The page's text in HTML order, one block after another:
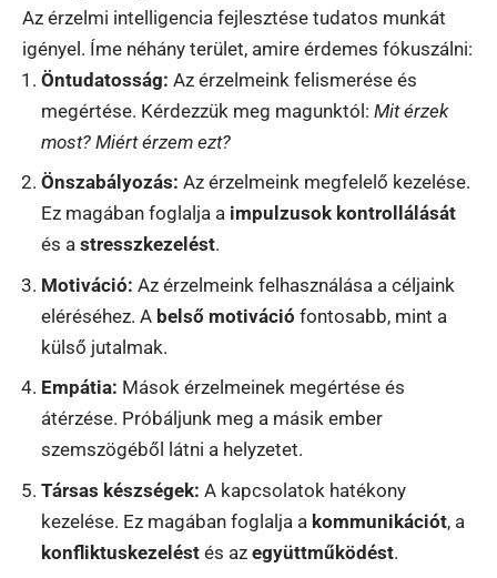
Az érzelmi intelligencia fejlesztése tudatos munkát
igényel. Íme néhány terület, amire érdemes fókuszálni:
Öntudatosság: Az érzelmeink felismerése és
megértése. Kérdezzük meg magunktól: Mit érzek
most? Miért érzem ezt?
Önszabályozás: Az érzelmeink megfelelő kezelése.
Ez magában foglalja a impulzusok kontrollálását
és a stresszkezelést.
Motiváció: Az érzelmeink felhasználása a céljaink
eléréséhez. A belső motiváció fontosabb, mint a
külső jutalmak.
Empátia: Mások érzelmeinek megértése és
átérzése. Próbáljunk meg a másik ember
szemszögéből látni a helyzetet.
Társas készségek: A kapcsolatok hatékony
kezelése. Ez magában foglalja a kommunikációt, a
konfliktuskezelést és az együttműködést.